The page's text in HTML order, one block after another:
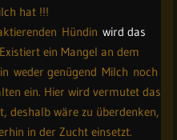
hat !!!
Hündin wird das
ein Mangel an dem
weder genügend Milch noch
ein. Hier wird vermutet das
deshalb wäre zu überdenken,
in der Zucht einsetzt.